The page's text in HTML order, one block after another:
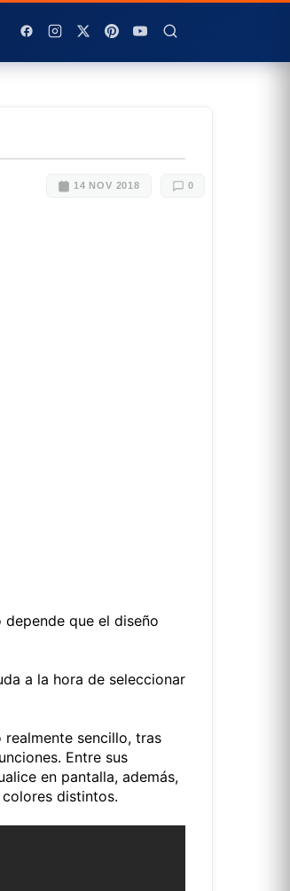
14 NOV 2018 0
que el diseño
a la hora de seleccionar
sencillo, tras
Entre sus
en pantalla, además,
distintos.